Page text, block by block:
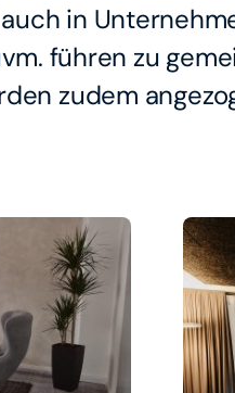
in
führen zu
zudem